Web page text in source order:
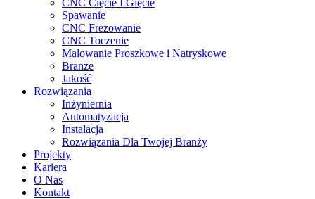
CNC Cięcie I Gięcie
Spawanie
CNC Frezowanie
CNC Toczenie
Malowanie Proszkowe i Natryskowe
Branże
Jakość
Rozwiązania
Inżyniernia
Automatyzacja
Instalacja
Rozwiązania Dla Twojej Branży
Projekty
Kariera
O Nas
Kontakt